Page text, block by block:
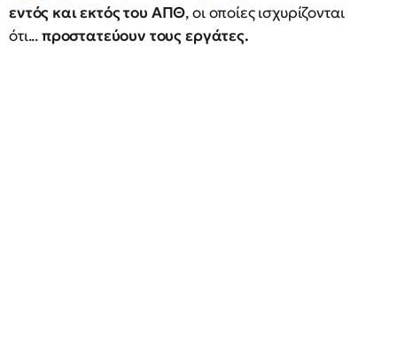
εντός και εκτός του ΑΠΘ, οι οποίες ισχυρίζονται
ότι...προστατεύουν τους εργάτες.